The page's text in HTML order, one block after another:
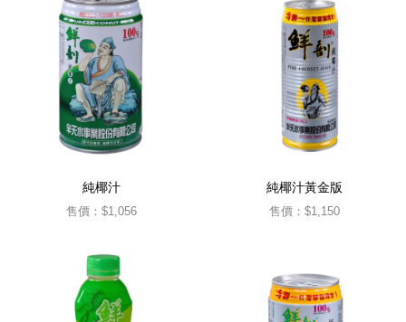
純椰汁
售價： $1,056
純椰汁黃金版
售價： $1,150